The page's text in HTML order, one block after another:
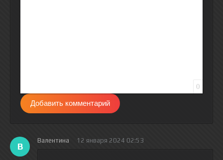
0
Добавить комментарий
В
Валентина 12 января 2024 02:53